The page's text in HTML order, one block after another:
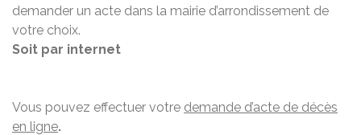
demander un acte dans la mairie d’arrondissement de
votre choix.
Soit par internet
Vous pouvez effectuer votre demande d’acte de décès
en ligne.